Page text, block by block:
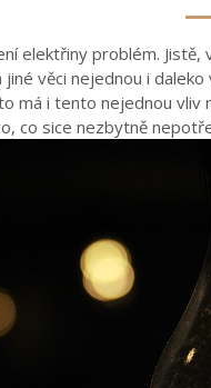
elektřiny problém.
jiné věci nejednou i
má i tento nejednou
co sice nezbytně